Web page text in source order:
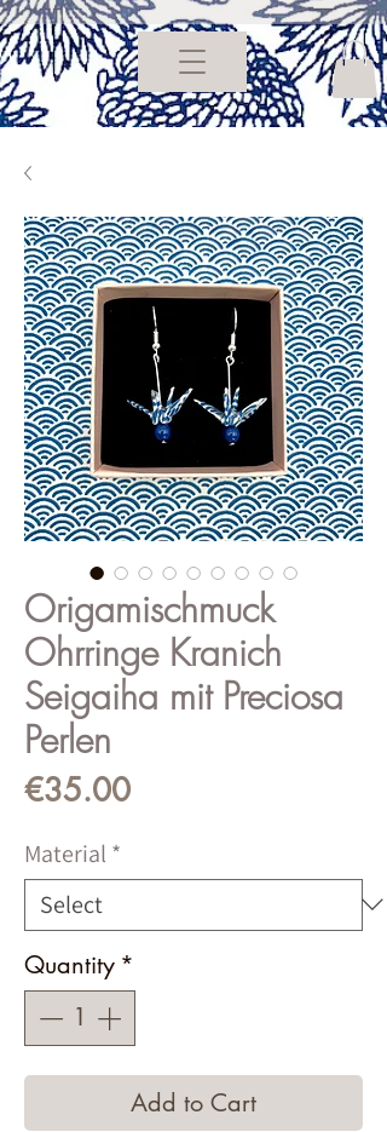
Origamischmuck
Ohrringe Kranich
Seigaiha mit Preciosa
Perlen
€35.00Price
Material *
Quantity *
Add to Cart